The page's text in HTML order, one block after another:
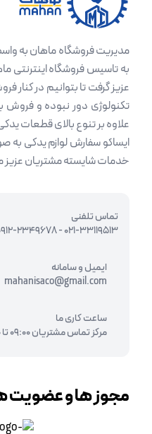
به تاسیس فروشگاه اینترنتی
عزیز گرفت تا بتوانیم در کنار
تکنولوژی دور نبوده و فروش
علاوه بر تنوع بالای قطعات
ایساکو سفارش لوازم یدکی
خدمات شایسته مشتریان
تماس تلفنی
021-33119513
-
2349678
ایمیل و سامانه
mahanisaco@gmail.com
ساعت کاری ما
مرکز تماس مشتریان 09:00 تا 18:00
مجوز ها و عضویت